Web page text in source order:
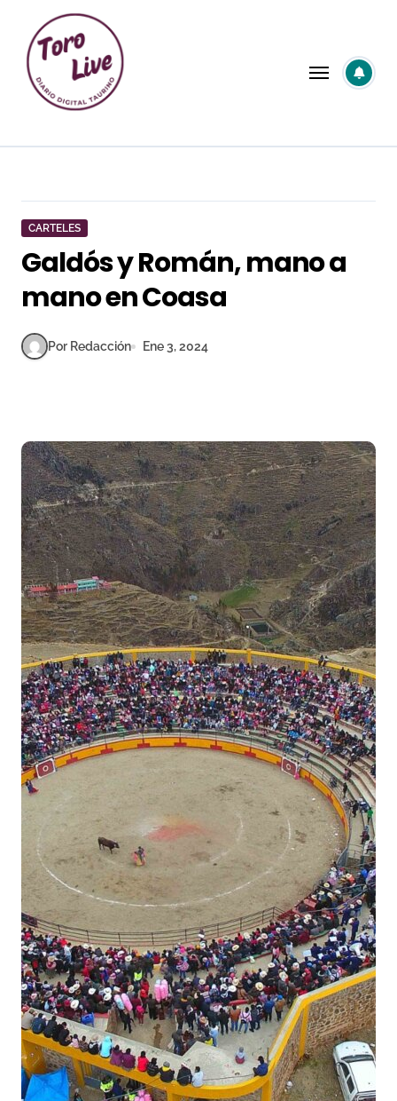
contenido
CARTELES
Galdós y Román, mano a
mano en Coasa
Por Redacción Ene 3, 2024